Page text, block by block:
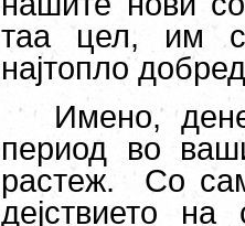
таа цел, им
најтопло
Имено,
период во
растеж.
Со
дејствието